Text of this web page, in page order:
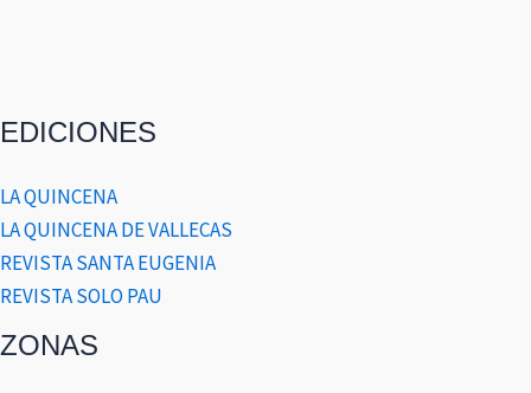
EDICIONES
LA QUINCENA
LA QUINCENA DE VALLECAS
REVISTA SANTA EUGENIA
REVISTA SOLO PAU
ZONAS